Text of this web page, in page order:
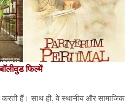
फिल्में
करती हैं। साथ ही, वे स्थानीय और सामाजिक